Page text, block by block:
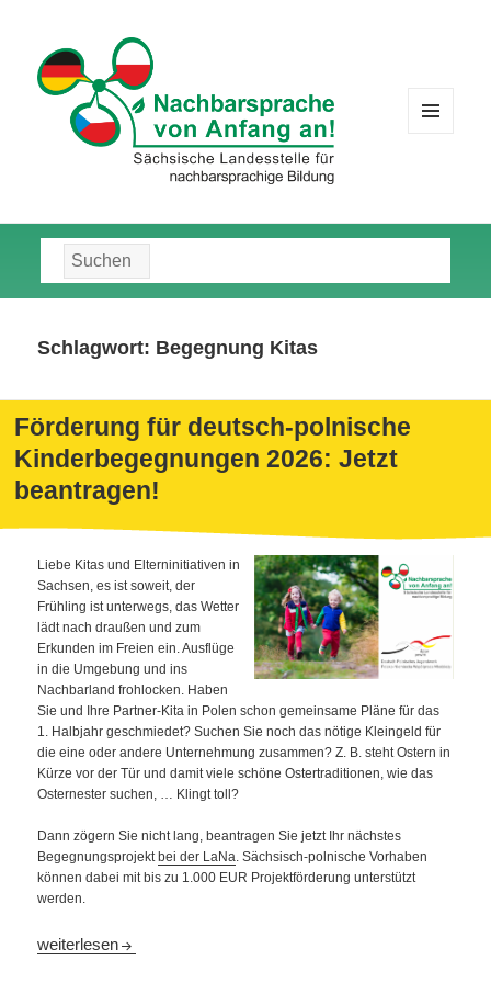
Suche
nach:
Schlagwort: Begegnung Kitas
Förderung für deutsch-polnische
Kinderbegegnungen 2026: Jetzt
beantragen!
Liebe Kitas und Elterninitiativen in
Sachsen, es ist soweit, der
Frühling ist unterwegs, das Wetter
lädt nach draußen und zum
Erkunden im Freien ein. Ausflüge
in die Umgebung und ins
Nachbarland frohlocken. Haben
Sie und Ihre Partner-Kita in Polen schon gemeinsame Pläne für das
1. Halbjahr geschmiedet? Suchen Sie noch das nötige Kleingeld für
die eine oder andere Unternehmung zusammen? Z. B. steht Ostern in
Kürze vor der Tür und damit viele schöne Ostertraditionen, wie das
Osternester suchen, … Klingt toll?
Dann zögern Sie nicht lang, beantragen Sie jetzt Ihr nächstes
Begegnungsprojekt bei der LaNa. Sächsisch-polnische Vorhaben
können dabei mit bis zu 1.000 EUR Projektförderung unterstützt
werden.
Förderung für deutsch-polnische Kinderbegegnungen 2026:
weiterlesen